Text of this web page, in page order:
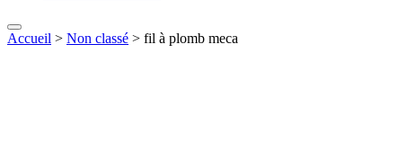
Accueil > Non classé > fil à plomb meca